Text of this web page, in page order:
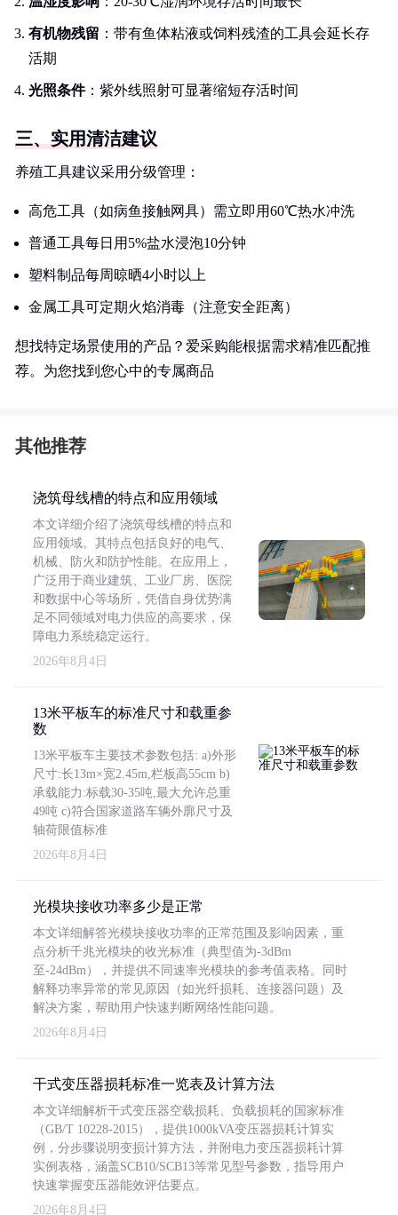
有机物残留 ：带有鱼体粘液或饲料残渣的工具会延长存
活期
光照条件：紫外线照射可显著缩短存活时间
三、实用清洁建议
养殖工具建议采用分级管理：
高危工具（如病鱼接触网具）需立即用60℃热水冲洗
普通工具每日用5%盐水浸泡10分钟
塑料制品每周晾晒4小时以上
金属工具可定期火焰消毒（注意安全距离）
想找特定场景使用的产品？爱采购能根据需求精准匹配推
荐。为您找到您心中的专属商品
其他推荐
浇筑母线槽的特点和应用领域
本文详细介绍了浇筑母线槽的特点和
应用领域。其特点包括良好的电气、
机械、防火和防护性能。在应用上，
广泛用于商业建筑、工业厂房、医院
和数据中心等场所，凭借自身优势满
足不同领域对电力供应的高要求，保
障电力系统稳定运行。
2026年8月4日
13米平板车的标准尺寸和载重参
数
13米平板车主要技术参数包括: a)外形
尺寸:长13m×宽2.45m,栏板高55cm b)
承载能力:标载30-35吨,最大允许总重
49吨 c)符合国家道路车辆外廓尺寸及
轴荷限值标准
2026年8月4日
光模块接收功率多少是正常
本文详细解答光模块接收功率的正常范围及影响因素，重
点分析千兆光模块的收光标准（典型值为-3dBm
至-24dBm），并提供不同速率光模块的参考值表格。同时
解释功率异常的常见原因（如光纤损耗、连接器问题）及
解决方案，帮助用户快速判断网络性能问题。
2026年8月4日
干式变压器损耗标准一览表及计算方法
本文详细解析干式变压器空载损耗、负载损耗的国家标准
（GB/T 10228-2015），提供1000kVA变压器损耗计算实
例，分步骤说明变损计算方法，并附电力变压器损耗计算
实例表格，涵盖SCB10/SCB13等常见型号参数，指导用户
快速掌握变压器能效评估要点。
2026年8月4日